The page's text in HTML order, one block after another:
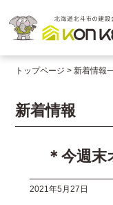
トップページ 新着情報
新着情報
＊今週
2021年5月27日